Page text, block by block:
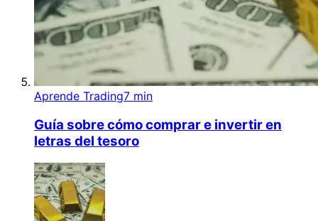
Aprende Trading7 min
Guía sobre cómo comprar e invertir en
letras del tesoro